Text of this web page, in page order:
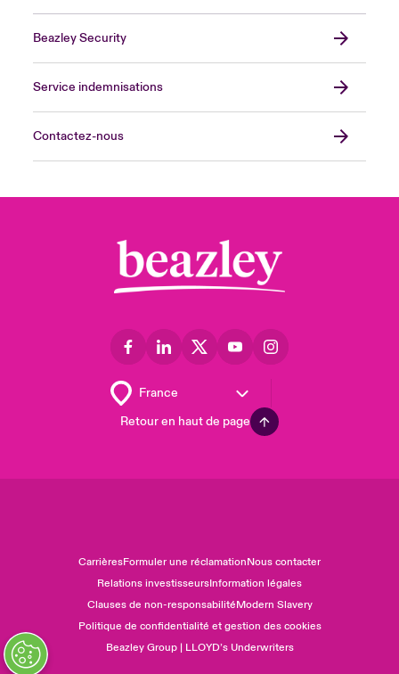
Beazley Security
Service indemnisations
Contactez-nous
Retour en haut de page
CarrièresFormuler une réclamationNous contacter
Relations investisseursInformation légales
Clauses de non-responsabilitéModern Slavery
Politique de confidentialité et gestion des cookies
Beazley Group | LLOYD’s Underwriters